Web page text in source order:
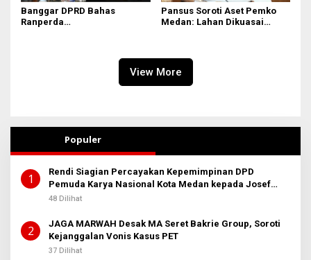
Banggar DPRD Bahas
Ranperda
Pansus Soroti Aset Pemko
Medan: Lahan Dikuasai
View More
Populer
1
Rendi Siagian Percayakan Kepemimpinan DPD
Pemuda Karya Nasional Kota Medan kepada Josef
Sembiring
48 Dilihat
2
JAGA MARWAH Desak MA Seret Bakrie Group, Soroti
Kejanggalan Vonis Kasus PET
37 Dilihat